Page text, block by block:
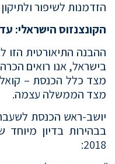
הזדמנות לשיפור
הקונצנזוס הישראלי:
ההבנה התיאורטית הזו
בישראל, אנו רואים
מצד כלל הכנסת –
מצד הממשלה עצמה.
יושב-ראש הכנסת לשעבר
בבהירות בדיון
2018: